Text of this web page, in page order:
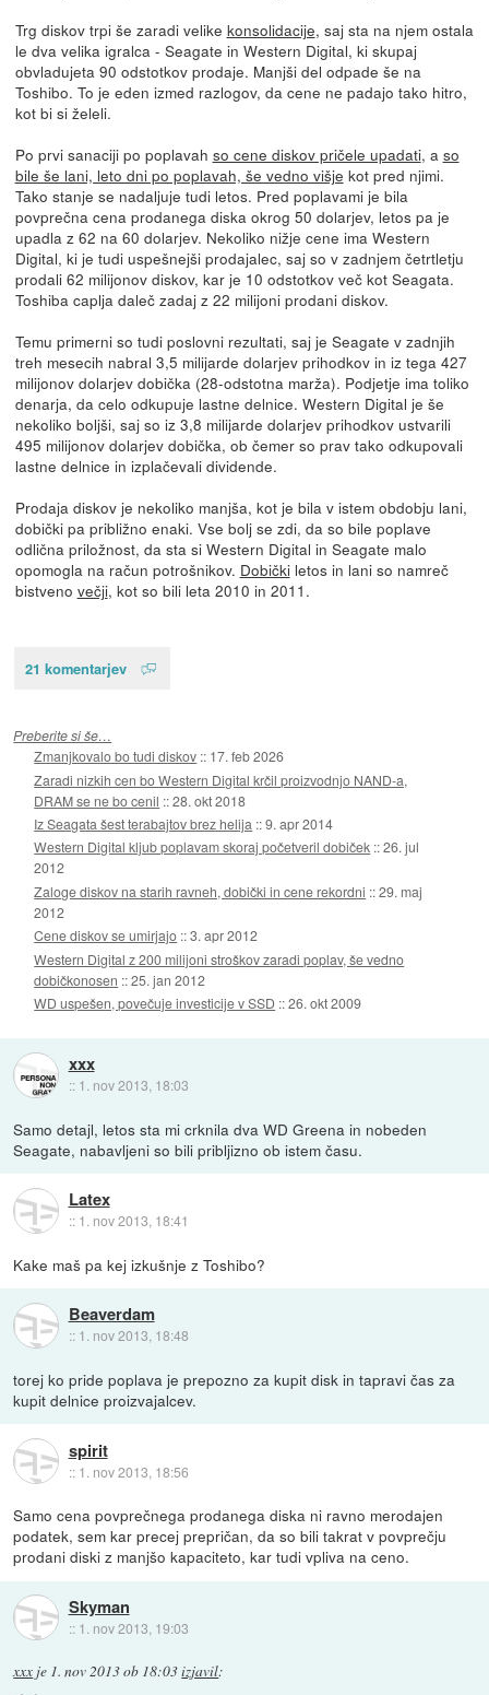
Trg diskov trpi še zaradi velike konsolidacije, saj sta na njem ostala
le dva velika igralca - Seagate in Western Digital, ki skupaj
obvladujeta 90 odstotkov prodaje. Manjši del odpade še na
Toshibo. To je eden izmed razlogov, da cene ne padajo tako hitro,
kot bi si želeli.
Po prvi sanaciji po poplavah so cene diskov pričele upadati, a so
bile še lani, leto dni po poplavah, še vedno višje kot pred njimi.
Tako stanje se nadaljuje tudi letos. Pred poplavami je bila
povprečna cena prodanega diska okrog 50 dolarjev, letos pa je
upadla z 62 na 60 dolarjev. Nekoliko nižje cene ima Western
Digital, ki je tudi uspešnejši prodajalec, saj so v zadnjem četrtletju
prodali 62 milijonov diskov, kar je 10 odstotkov več kot Seagata.
Toshiba caplja daleč zadaj z 22 milijoni prodani diskov.
Temu primerni so tudi poslovni rezultati, saj je Seagate v zadnjih
treh mesecih nabral 3,5 milijarde dolarjev prihodkov in iz tega 427
milijonov dolarjev dobička (28-odstotna marža). Podjetje ima toliko
denarja, da celo odkupuje lastne delnice. Western Digital je še
nekoliko boljši, saj so iz 3,8 milijarde dolarjev prihodkov ustvarili
495 milijonov dolarjev dobička, ob čemer so prav tako odkupovali
lastne delnice in izplačevali dividende.
Prodaja diskov je nekoliko manjša, kot je bila v istem obdobju lani,
dobički pa približno enaki. Vse bolj se zdi, da so bile poplave
odlična priložnost, da sta si Western Digital in Seagate malo
opomogla na račun potrošnikov. Dobičkiletos in lani so namreč
bistveno večji, kot so bili leta 2010 in 2011.
21 komentarjev
Preberite si še…
Zmanjkovalo bo tudi diskov :: 17. feb 2026
Zaradi nizkih cen bo Western Digital krčil proizvodnjo NAND-a,
DRAM se ne bo cenil ::28. okt 2018
Iz Seagata šest terabajtov brez helija ::9. apr 2014
Western Digital kljub poplavam skoraj početveril dobiček ::26. jul
2012
Zaloge diskov na starih ravneh, dobički in cene rekordni ::29. maj
2012
Cene diskov se umirjajo ::3. apr 2012
Western Digital z 200 milijoni stroškov zaradi poplav, še vedno
dobičkonosen ::25. jan 2012
WD uspešen, povečuje investicije v SSD ::26. okt 2009
xxx
:: 1. nov 2013, 18:03
Samo detajl, letos sta mi crknila dva WD Greena in nobeden
Seagate, nabavljeni so bili pribljizno ob istem času.
Latex
:: 1. nov 2013, 18:41
Kake maš pa kej izkušnje z Toshibo?
Beaverdam
:: 1. nov 2013, 18:48
torej ko pride poplava je prepozno za kupit disk in tapravi čas za
kupit delnice proizvajalcev.
spirit
:: 1. nov 2013, 18:56
Samo cena povprečnega prodanega diska ni ravno merodajen
podatek, sem kar precej prepričan, da so bili takrat v povprečju
prodani diski z manjšo kapaciteto, kar tudi vpliva na ceno.
Skyman
:: 1. nov 2013, 19:03
xxx je 1. nov 2013 ob 18:03izjavil: